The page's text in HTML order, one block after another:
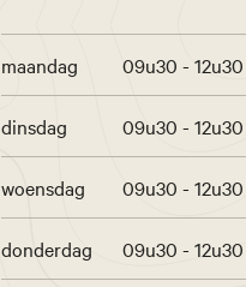
maandag 09u30 -
dinsdag 09u30 -
woensdag 09u30 -
donderdag 09u30 -